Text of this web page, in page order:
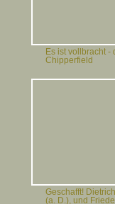
Es ist vollbracht -
Chipperfield
Geschafft!
(a. D.), und